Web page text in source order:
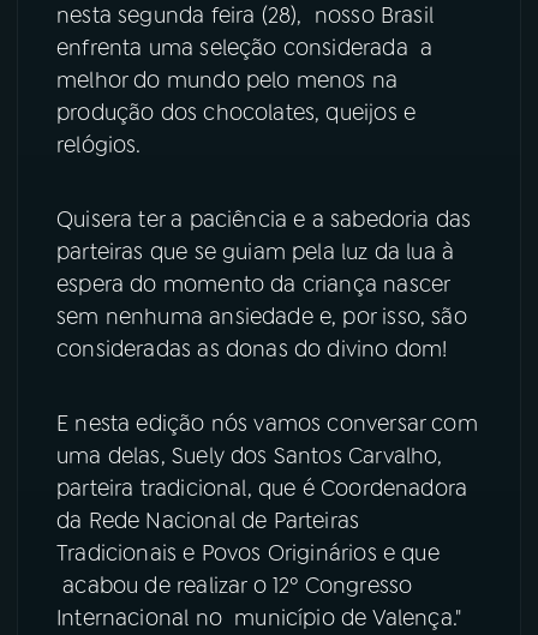
nesta segunda feira (28), nosso Brasil
enfrenta uma seleção considerada a
melhor do mundo pelo menos na
produção dos chocolates, queijos e
relógios.
Quisera ter a paciência e a sabedoria das
parteiras que se guiam pela luz da lua à
espera do momento da criança nascer
sem nenhuma ansiedade e, por isso, são
consideradas as donas do divino dom!
E nesta edição nós vamos conversar com
uma delas, Suely dos Santos Carvalho,
parteira tradicional, que é Coordenadora
da Rede Nacional de Parteiras
Tradicionais e Povos Originários e que
acabou de realizar o 12º Congresso
Internacional no município de Valença."